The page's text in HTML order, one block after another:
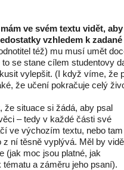
ve svém textu vidět,
vzhledem k zadané
též) mu musí umět
se stane cílem studentovy
vylepšit. (I když víme, že
že učení pokračuje celý
že situace si žádá, aby psal
– tedy v každé části své
ve výchozím textu, nebo tam
ní těsně vyplývá. Měl by
(jak moc jsou platné, jak
a záměru jeho psaní).